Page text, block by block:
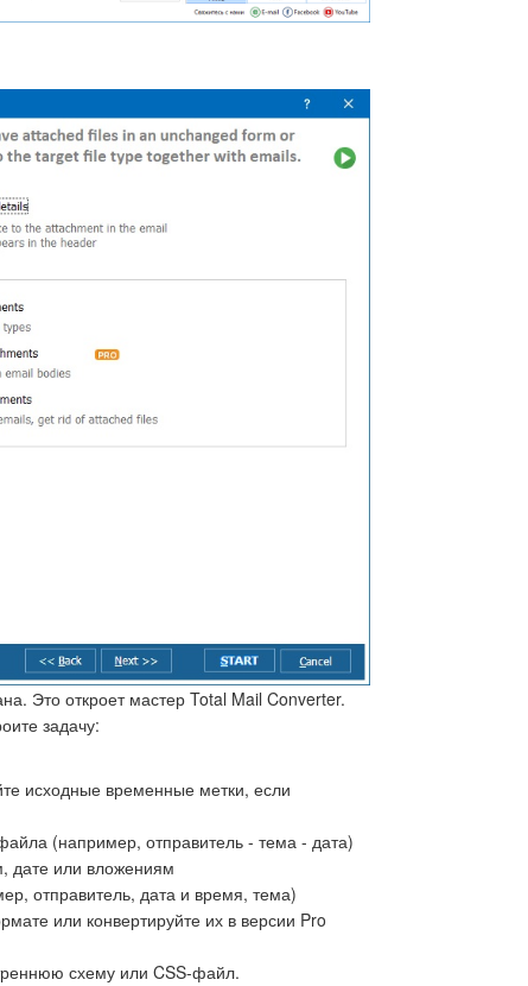
Это откроет мастер Total Mail Converter.
задачу:
исходные временные метки, если
(например, отправитель - тема - дата)
дате или вложениям
отправитель, дата и время, тема)
или конвертируйте их в версии Pro
схему или CSS-файл.